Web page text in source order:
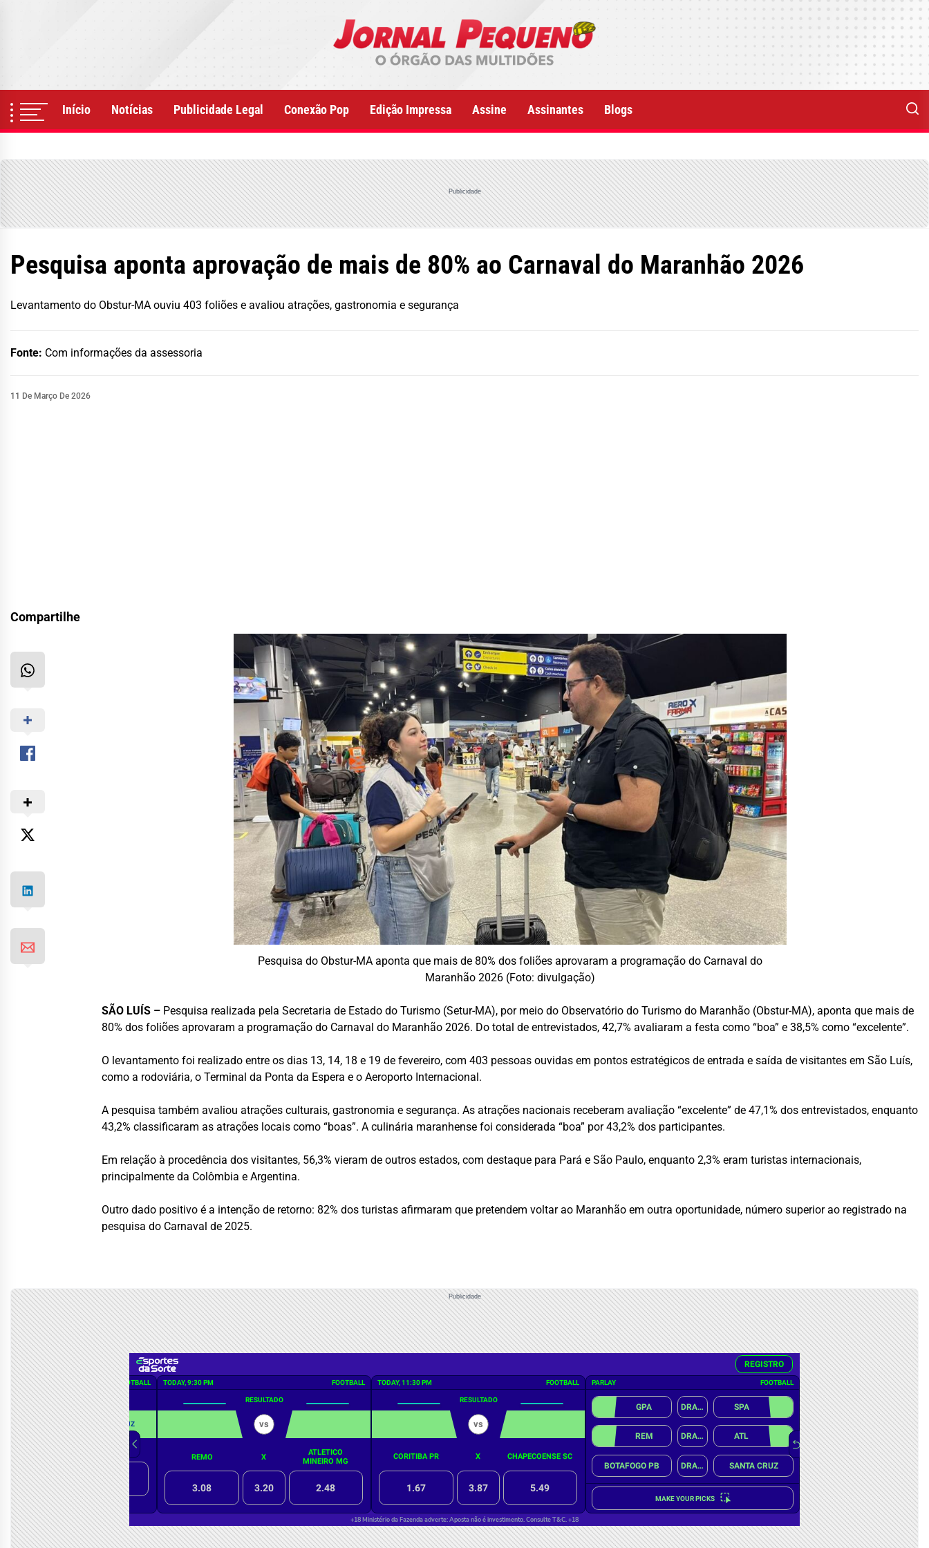
Início Notícias Publicidade Legal Conexão Pop Edição Impressa Assine Assinantes Blogs
Publicidade
Pesquisa aponta aprovação de mais de 80% ao Carnaval do Maranhão 2026
Levantamento do Obstur-MA ouviu 403 foliões e avaliou atrações, gastronomia e segurança
Fonte: Com informações da assessoria
11 De Março De 2026
Compartilhe
Pesquisa do Obstur-MA aponta que mais de 80% dos foliões aprovaram a programação do Carnaval do
Maranhão 2026 (Foto: divulgação)
SÃO LUÍS – Pesquisa realizada pela Secretaria de Estado do Turismo (Setur-MA), por meio do Observatório do Turismo do Maranhão (Obstur-MA), aponta que mais de
80% dos foliões aprovaram a programação do Carnaval do Maranhão 2026. Do total de entrevistados, 42,7% avaliaram a festa como “boa” e 38,5% como “excelente”.
O levantamento foi realizado entre os dias 13, 14, 18 e 19 de fevereiro, com 403 pessoas ouvidas em pontos estratégicos de entrada e saída de visitantes em São Luís,
como a rodoviária, o Terminal da Ponta da Espera e o Aeroporto Internacional.
A pesquisa também avaliou atrações culturais, gastronomia e segurança. As atrações nacionais receberam avaliação “excelente” de 47,1% dos entrevistados, enquanto
43,2% classificaram as atrações locais como “boas”. A culinária maranhense foi considerada “boa” por 43,2% dos participantes.
Em relação à procedência dos visitantes, 56,3% vieram de outros estados, com destaque para Pará e São Paulo, enquanto 2,3% eram turistas internacionais,
principalmente da Colômbia e Argentina.
Outro dado positivo é a intenção de retorno: 82% dos turistas afirmaram que pretendem voltar ao Maranhão em outra oportunidade, número superior ao registrado na
pesquisa do Carnaval de 2025.
Publicidade